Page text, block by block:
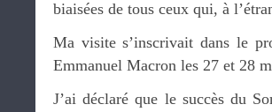
biaisées de tous ceux qui, à
Ma visite s’inscrivait dans le
Emmanuel Macron les 27 et 28
J’ai déclaré que le succès du